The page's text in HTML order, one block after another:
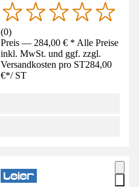
(0)
Preis — 284,00 € * Alle Preise
inkl. MwSt. und ggf. zzgl.
Versandkosten pro ST284,00
€*/ ST